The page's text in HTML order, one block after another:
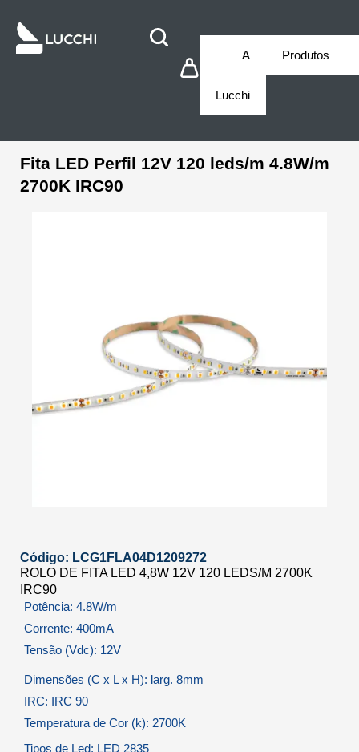
A
Lucchi
Produtos
Fita LED Perfil 12V 120 leds/m 4.8W/m
2700K IRC90
Código: LCG1FLA04D1209272
ROLO DE FITA LED 4,8W 12V 120 LEDS/M 2700K
IRC90
Potência: 4.8W/m
Corrente: 400mA
Tensão (Vdc): 12V
Dimensões (C x L x H): larg. 8mm
IRC: IRC 90
Temperatura de Cor (k): 2700K
Tipos de Led: LED 2835